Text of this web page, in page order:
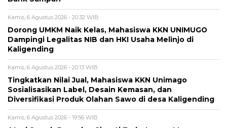
Kamis, 6 Agustus 2026 - 20:32 WIB
Dorong UMKM Naik Kelas, Mahasiswa KKN UNIMUGO
Dampingi Legalitas NIB dan HKI Usaha Melinjo di
Kaligending
Kamis, 6 Agustus 2026 - 20:13 WIB
Tingkatkan Nilai Jual, Mahasiswa KKN Unimago
Sosialisasikan Label, Desain Kemasan, dan
Diversifikasi Produk Olahan Sawo di desa Kaligending
Kamis, 6 Agustus 2026 - 19:56 WIB